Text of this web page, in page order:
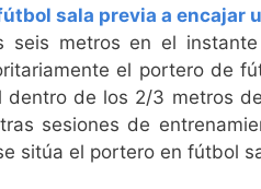
sala previa a encajar
metros en el
el portero de
dentro de los 2/3 metros
sesiones de
sitúa el portero en fútbol